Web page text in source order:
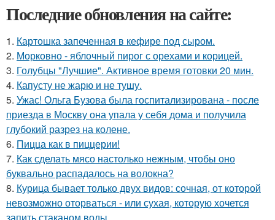
Последние обновления на сайте:
1. Картошка запеченная в кефире под сыром.
2. Морковно - яблочный пирог с орехами и корицей.
3. Голубцы "Лучшие". Активное время готовки 20 мин.
4. Капусту не жарю и не тушу.
5. Ужас! Ольга Бузова была госпитализирована - после
приезда в Москву она упала у себя дома и получила
глубокий разрез на колене.
6. Пицца как в пиццерии!
7. Как сделать мясо настолько нежным, чтобы оно
буквально распадалось на волокна?
8. Курица бывает только двух видов: сочная, от которой
невозможно оторваться - или сухая, которую хочется
запить стаканом воды.